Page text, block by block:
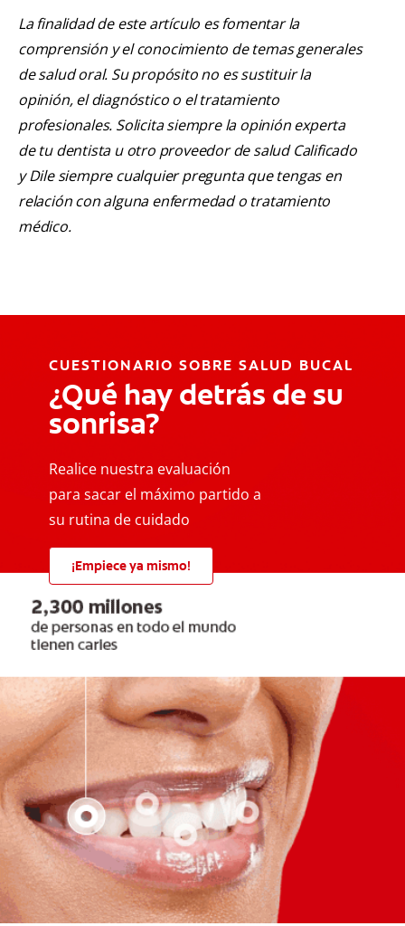
La finalidad de este artículo es fomentar la
comprensión y el conocimiento de temas generales
de salud oral. Su propósito no es sustituir la
opinión, el diagnóstico o el tratamiento
profesionales. Solicita siempre la opinión experta
de tu dentista u otro proveedor de salud Calificado
y Dile siempre cualquier pregunta que tengas en
relación con alguna enfermedad o tratamiento
médico.
CUESTIONARIO SOBRE SALUD BUCAL
¿Qué hay detrás de su
sonrisa?
Realice nuestra evaluación
para sacar el máximo partido a
su rutina de cuidado
¡Empiece ya mismo!